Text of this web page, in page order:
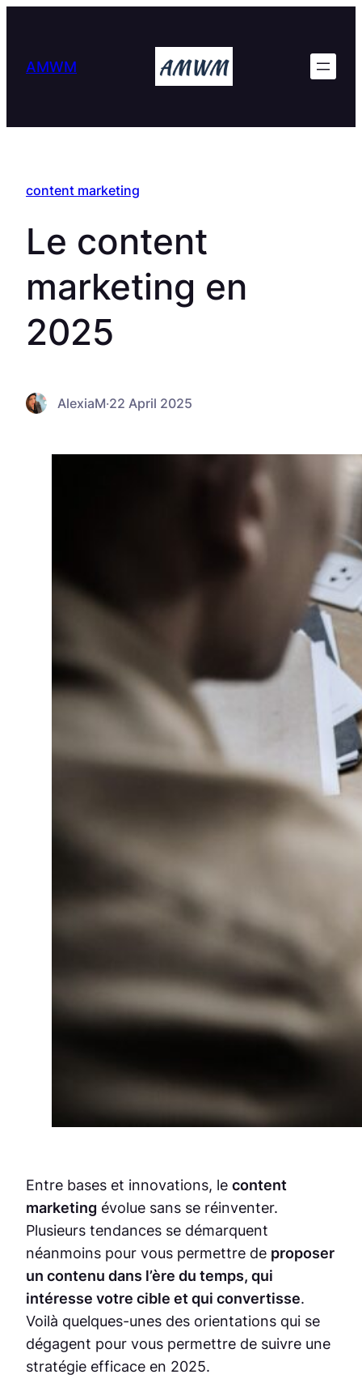
content
AMWM
content marketing
Le content
marketing en
2025
AlexiaM·22 April 2025
Entre bases et innovations, le content
marketing évolue sans se réinventer.
Plusieurs tendances se démarquent
néanmoins pour vous permettre de proposer
un contenu dans l’ère du temps, qui
intéresse votre cible et qui convertisse.
Voilà quelques-unes des orientations qui se
dégagent pour vous permettre de suivre une
stratégie efficace en 2025.